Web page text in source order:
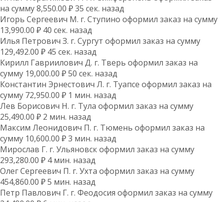
на сумму 8,550.00 ₽ 35 сек. назад
Игорь Сергеевич М. г. Ступино оформил заказ на сумму
13,990.00 ₽ 40 сек. назад
Илья Петрович З. г. Сургут оформил заказ на сумму
129,492.00 ₽ 45 сек. назад
Кирилл Гавриилович Д. г. Тверь оформил заказ на
сумму 19,000.00 ₽ 50 сек. назад
Константин Эрнестович Л. г. Туапсе оформил заказ на
сумму 72,950.00 ₽ 1 мин. назад
Лев Борисович Н. г. Тула оформил заказ на сумму
25,490.00 ₽ 2 мин. назад
Максим Леонидович П. г. Тюмень оформил заказ на
сумму 10,600.00 ₽ 3 мин. назад
Мирослав Г. г. Ульяновск оформил заказ на сумму
293,280.00 ₽ 4 мин. назад
Олег Сергеевич П. г. Ухта оформил заказ на сумму
454,860.00 ₽ 5 мин. назад
Петр Павлович Г. г. Феодосия оформил заказ на сумму